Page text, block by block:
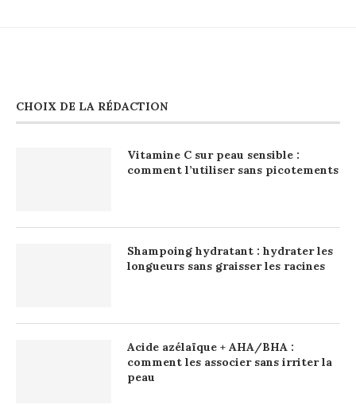
CHOIX DE LA RÉDACTION
Vitamine C sur peau sensible :
comment l’utiliser sans picotements
Shampoing hydratant : hydrater les
longueurs sans graisser les racines
Acide azélaïque + AHA/BHA :
comment les associer sans irriter la
peau